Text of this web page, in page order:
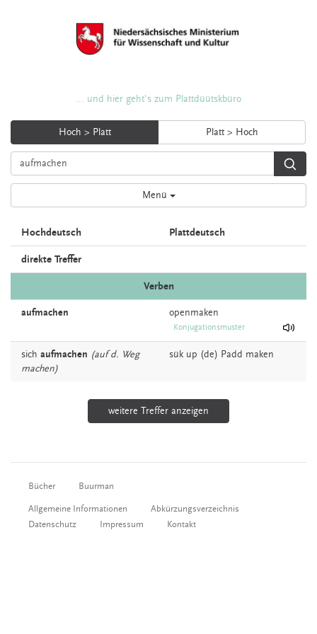
... und hier geht's zum Plattdüütskbüro
Hoch > Platt Platt > Hoch
Menü
Hochdeutsch Plattdeutsch
direkte Treffer
Verben
aufmachen openmaken
Konjugationsmuster
sich aufmachen (auf d. Weg
machen)
sük up (de) Padd maken
weitere Treffer anzeigen
Bücher Buurman
Allgemeine Informationen
Abkürzungsverzeichnis
Datenschutz
Impressum Kontakt